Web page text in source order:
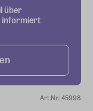
über
informiert
Art.Nr.: 45998